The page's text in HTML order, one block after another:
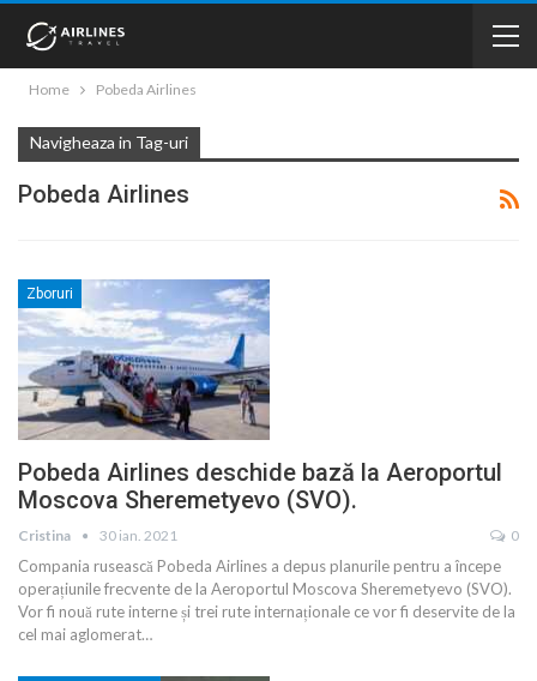
Home Pobeda Airlines
Navigheaza in Tag-uri
Pobeda Airlines
Zboruri
Pobeda Airlines deschide bază la Aeroportul
Moscova Sheremetyevo (SVO).
Cristina 30 ian. 2021 0
Compania rusească Pobeda Airlines a depus planurile pentru a începe
operațiunile frecvente de la Aeroportul Moscova Sheremetyevo (SVO).
Vor fi nouă rute interne și trei rute internaționale ce vor fi deservite de la
cel mai aglomerat…